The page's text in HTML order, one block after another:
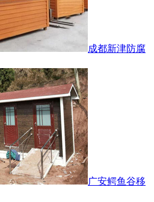
成都新津防腐
广安鳄鱼谷移